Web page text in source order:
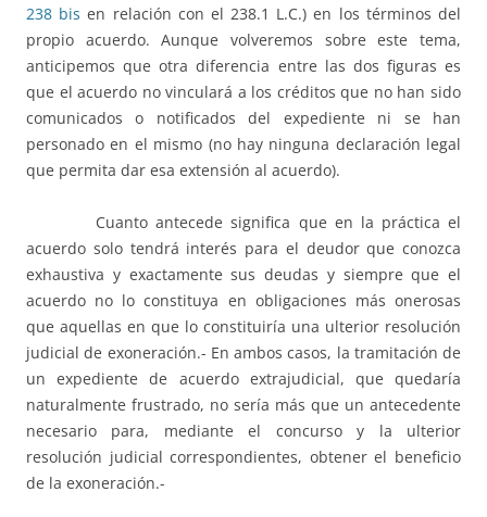
238 bis en relación con el 238.1 L.C.) en los términos del
propio acuerdo. Aunque volveremos sobre este tema,
anticipemos que otra diferencia entre las dos figuras es
que el acuerdo no vinculará a los créditos que no han sido
comunicados o notificados del expediente ni se han
personado en el mismo (no hay ninguna declaración legal
que permita dar esa extensión al acuerdo).
Cuanto antecede significa que en la práctica el
acuerdo solo tendrá interés para el deudor que conozca
exhaustiva y exactamente sus deudas y siempre que el
acuerdo no lo constituya en obligaciones más onerosas
que aquellas en que lo constituiría una ulterior resolución
judicial de exoneración.- En ambos casos, la tramitación de
un expediente de acuerdo extrajudicial, que quedaría
naturalmente frustrado, no sería más que un antecedente
necesario para, mediante el concurso y la ulterior
resolución judicial correspondientes, obtener el beneficio
de la exoneración.-